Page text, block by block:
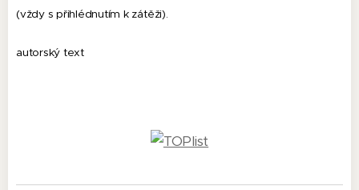
(vždy s přihlédnutím k zátěži).
autorský text